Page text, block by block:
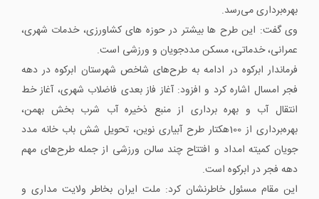
بهره‌برداری می‌رسد.
وی گفت:‌ این طرح ها بیشتر در حوزه های کشاورزی، خدمات شهری،
عمرانی، خدماتی، مسکن مددجویان و ورزشی است.
فرماندار ابرکوه در ادامه به طرح‌های شاخص شهرستان ابرکوه در دهه
فجر امسال اشاره کرد و افزود: آغاز فاز بعدی فاضلاب شهری، آغاز خط
انتقال آب و بهره برداری از منبع ذخیره آب شرب بخش بهمن،
بهره‌برداری از 100هکتار طرح آبیاری نوین، تحویل شش باب خانه مدد
جویان کمیته امداد و افتتاح چند سالن ورزشی از جمله طرح‌های مهم
دهه فجر در ابرکوه است.
این مقام مسئول خاطرنشان کرد: ملت ایران بخاطر ولایت مداری و